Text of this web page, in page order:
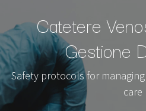
Catetere
Gestione
Safety protocols for managing
care